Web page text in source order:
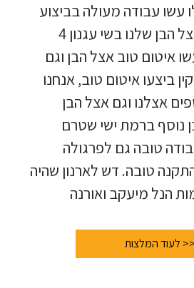
עשו עבודה מעולה בביצוע
חלונות נאספים אצל הבן שלנו בשי עגנון 4
איטום טוב אצל הבן וגם
ביצעו איטום טוב, אנחנו
אצלנו וגם אצל הבן
נוסף ברמת ישי שטרם
טובה גם לפרגולה
טובה. דש לארנון שהיה
הנל מיעקב ואורנה
<< לעוד המלצות